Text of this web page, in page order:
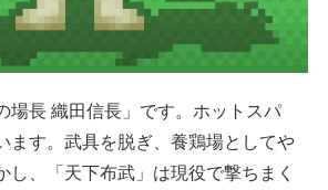
場長 織田信長」です。ホットスパ
ます。武具を脱ぎ、養鶏場としてや
し、「天下布武」は現役で撃ちまく